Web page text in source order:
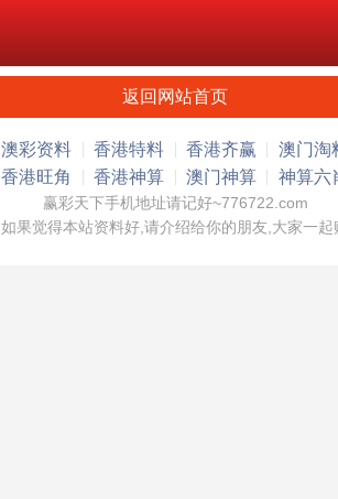
返回网站首页
澳彩资料 香港特料 香港齐赢
澳门淘
香港旺角
香港神算 澳门神算 神算六
赢彩天下手机地址请记好~776722.com
如果觉得本站资料好,请介绍给你的朋友,大家一起